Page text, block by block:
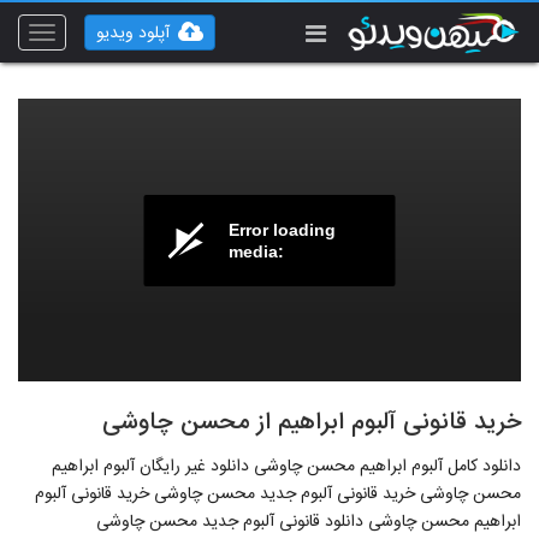
Toggle
آپلود ویدیو
Error loading
media:
خرید قانونی آلبوم ابراهیم از محسن چاوشی
دانلود کامل آلبوم ابراهیم محسن چاوشی دانلود غیر رایگان آلبوم ابراهیم
محسن چاوشی خرید قانونی آلبوم جدید محسن چاوشی خرید قانونی آلبوم
ابراهیم محسن چاوشی دانلود قانونی آلبوم جدید محسن چاوشی